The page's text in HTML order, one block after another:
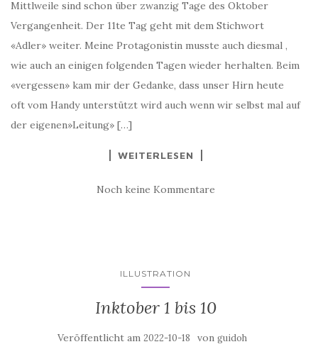
Mittlweile sind schon über zwanzig Tage des Oktober
Vergangenheit. Der 11te Tag geht mit dem Stichwort
«Adler» weiter. Meine Protagonistin musste auch diesmal ,
wie auch an einigen folgenden Tagen wieder herhalten. Beim
«vergessen» kam mir der Gedanke, dass unser Hirn heute
oft vom Handy unterstützt wird auch wenn wir selbst mal auf
der eigenen»Leitung» […]
WEITERLESEN
Noch keine Kommentare
ILLUSTRATION
Inktober 1 bis 10
Veröffentlicht am 2022-10-18 von guidoh